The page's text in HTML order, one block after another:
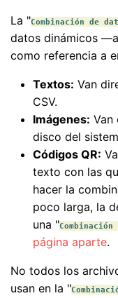
La "Combinación de
datos dinámicos
como referencia a
Textos: Van
CSV.
Imágenes: Van
disco del
Códigos QR:
texto con las
hacer la
poco larga, la
una "
página aparte.
No todos los
usan en la "